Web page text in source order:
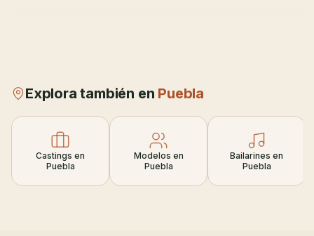
Explora también en Puebla
Castings en
Puebla
Modelos en
Puebla
Bailarines en
Puebla